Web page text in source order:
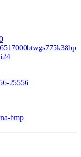
25556
bmp